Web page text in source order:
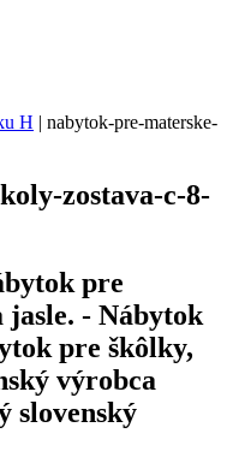
H | nabytok-pre-materske-
zostava-c-8-
pre
jasle. - Nábytok
pre škôlky,
výrobca
slovenský